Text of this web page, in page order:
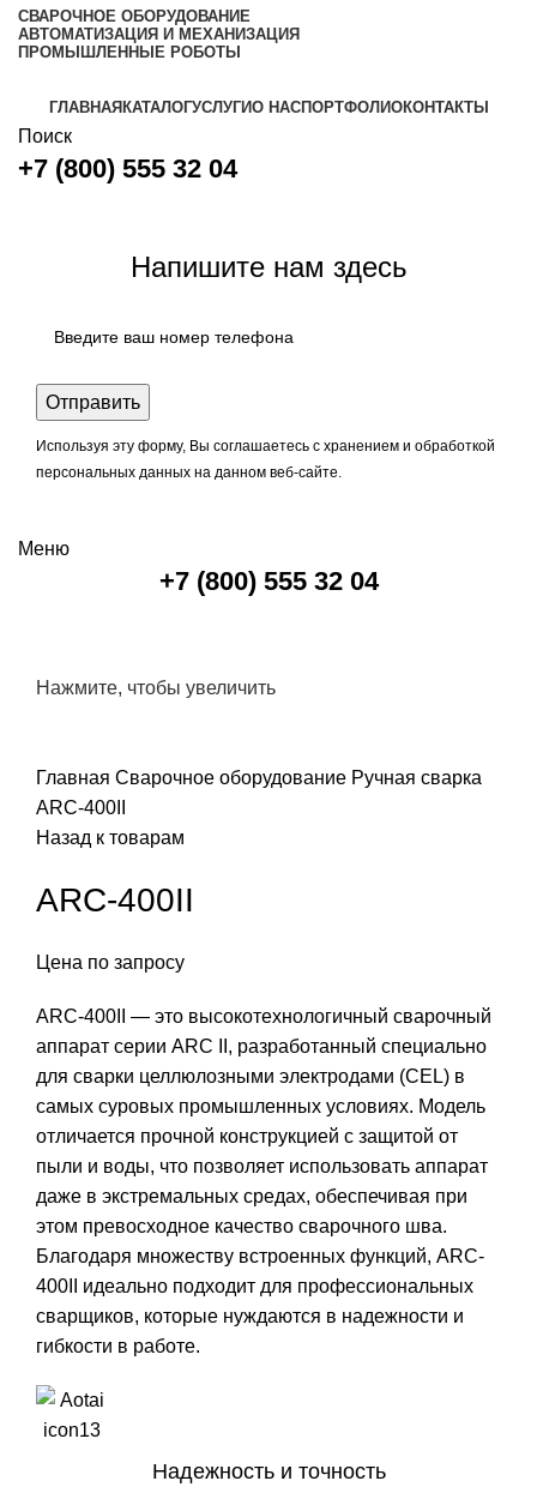
СВАРОЧНОЕ ОБОРУДОВАНИЕ
АВТОМАТИЗАЦИЯ И МЕХАНИЗАЦИЯ
ПРОМЫШЛЕННЫЕ РОБОТЫ
ГЛАВНАЯ КАТАЛОГУСЛУГИО НАСПОРТФОЛИОКОНТАКТЫ
Поиск
+7 (800) 555 32 04
Напишите нам здесь
Используя эту форму, Вы соглашаетесь с хранением и обработкой
персональных данных на данном веб-сайте.
Меню
+7 (800) 555 32 04
Нажмите, чтобы увеличить
Главная Сварочное оборудование Ручная сварка
ARC-400II
Назад к товарам
ARC-400II
Цена по запросу
ARC-400II — это высокотехнологичный сварочный
аппарат серии ARC II, разработанный специально
для сварки целлюлозными электродами (CEL) в
самых суровых промышленных условиях. Модель
отличается прочной конструкцией с защитой от
пыли и воды, что позволяет использовать аппарат
даже в экстремальных средах, обеспечивая при
этом превосходное качество сварочного шва.
Благодаря множеству встроенных функций, ARC-
400II идеально подходит для профессиональных
сварщиков, которые нуждаются в надежности и
гибкости в работе.
Надежность и точность